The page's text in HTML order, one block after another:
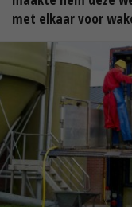
met elkaar voor